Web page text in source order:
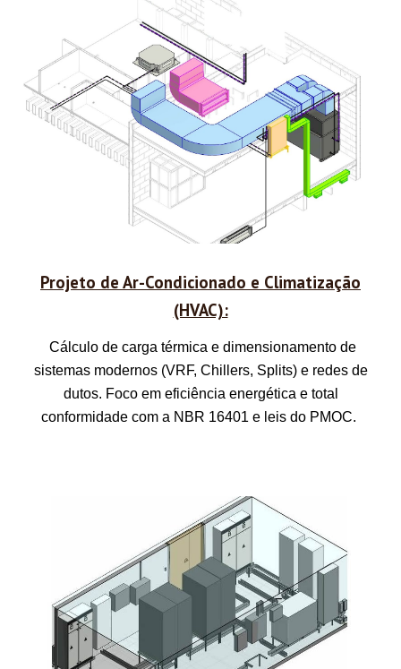
Projeto de Ar-Condicionado e Climatização
(HVAC):
Cálculo de carga térmica e dimensionamento de
sistemas modernos (VRF, Chillers, Splits) e redes de
dutos. Foco em eficiência energética e total
conformidade com a NBR 16401 e leis do PMOC.